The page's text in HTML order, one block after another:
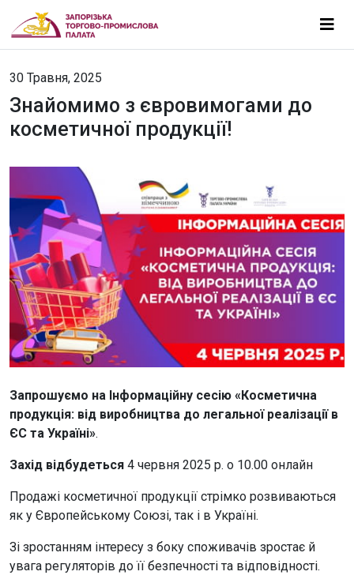
30 Травня, 2025
Знайомимо з євровимогами до
косметичної продукції!
Запрошуємо на Інформаційну сесію «Косметична
продукція: від виробництва до легальної реалізації в
ЄС та Україні».
Захід відбудеться 4 червня 2025 р. о 10.00 онлайн
Продажі косметичної продукції стрімко розвиваються
як у Європейському Союзі, так і в Україні.
Зі зростанням інтересу з боку споживачів зростає й
увага регуляторів до її безпечності та відповідності.